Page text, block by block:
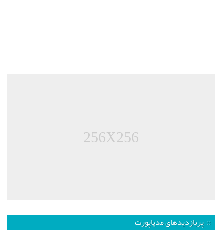
256X256
:: پربازدیدهای مدیاپورت